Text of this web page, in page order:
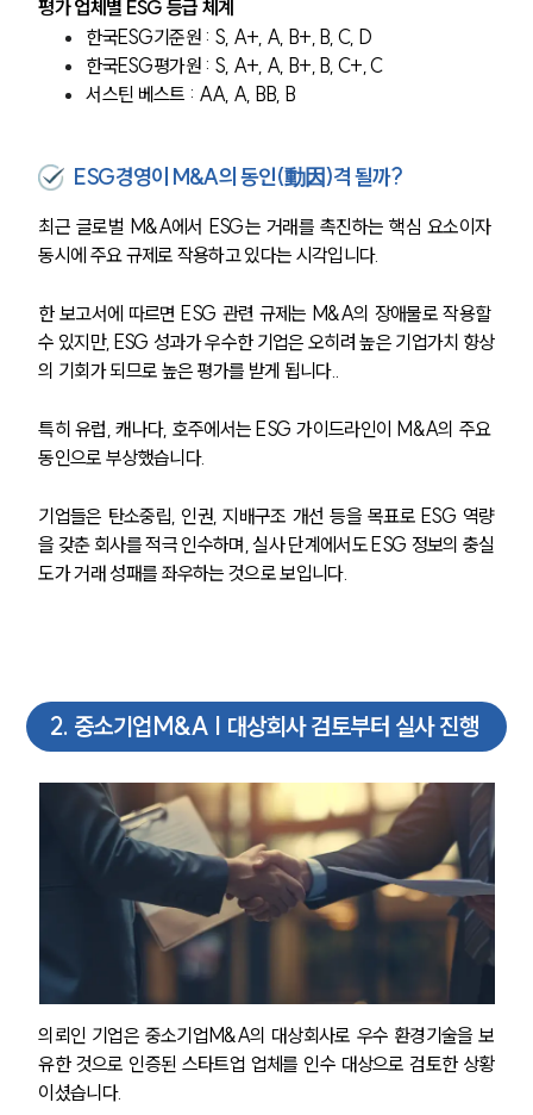
평가 업체별 ESG 등급 체계
한국ESG기준원 : S, A+, A, B+, B, C, D
한국ESG평가원 : S, A+, A, B+, B, C+, C
서스틴 베스트 : AA, A, BB, B
ESG경영이 M&A의 동인(動因)격 될까?
최근 글로벌 M&A에서 ESG는 거래를 촉진하는 핵심 요소이자
동시에 주요 규제로 작용하고 있다는 시각입니다.
한 보고서에 따르면 ESG 관련 규제는 M&A의 장애물로 작용할
수 있지만, ESG 성과가 우수한 기업은 오히려 높은 기업가치 향상
의 기회가 되므로 높은 평가를 받게 됩니다..
특히 유럽, 캐나다, 호주에서는 ESG 가이드라인이 M&A의 주요
동인으로 부상했습니다.
기업들은 탄소중립, 인권, 지배구조 개선 등을 목표로 ESG 역량
을 갖춘 회사를 적극 인수하며, 실사 단계에서도 ESG 정보의 충실
도가 거래 성패를 좌우하는 것으로 보입니다.
2. 중소기업M&A | 대상회사 검토부터 실사 진행
의뢰인 기업은 중소기업M&A의 대상회사로 우수 환경기술을 보
유한 것으로 인증된 스타트업 업체를 인수 대상으로 검토한 상황
이셨습니다.